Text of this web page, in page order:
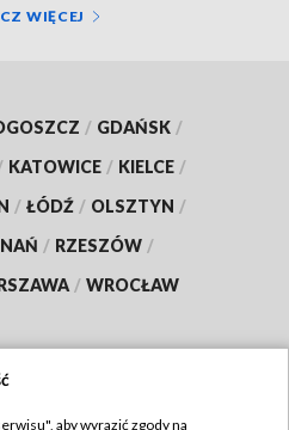
WIĘCEJ
/ GDAŃSK /
KATOWICE / KIELCE /
/ ŁÓDŹ / OLSZTYN /
/ RZESZÓW /
/ WROCŁAW
aby wyrazić zgody na